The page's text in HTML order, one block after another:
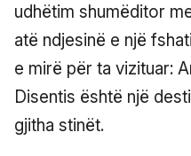
udhëtim shumëditor
atë ndjesinë e një
e mirë për ta vizituar:
Disentis është një
gjitha stinët.